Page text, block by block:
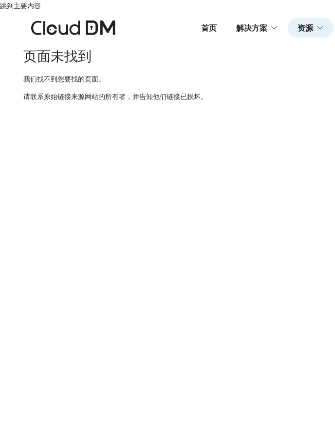
跳到主要内容
首页 解决方案 资源
页面未找到
我们找不到您要找的页面。
请联系原始链接来源网站的所有者，并告知他们链接已损坏。